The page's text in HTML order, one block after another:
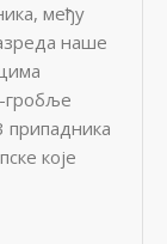
међу
наше
гробље
припадника
које